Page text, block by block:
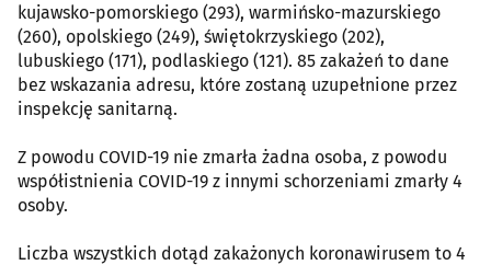
kujawsko-pomorskiego (293), warmińsko-mazurskiego
(260), opolskiego (249), świętokrzyskiego (202),
lubuskiego (171), podlaskiego (121). 85 zakażeń to dane
bez wskazania adresu, które zostaną uzupełnione przez
inspekcję sanitarną.
Z powodu COVID-19 nie zmarła żadna osoba, z powodu
współistnienia COVID-19 z innymi schorzeniami zmarły 4
osoby.
Liczba wszystkich dotąd zakażonych koronawirusem to 4